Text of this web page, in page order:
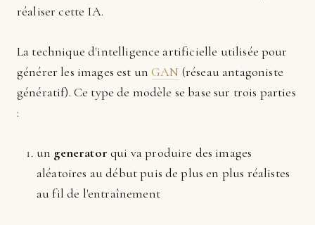
réaliser cette IA.
La technique d'intelligence artificielle utilisée pour
générer les images est unGAN (réseau antagoniste
génératif). Ce type de modèle se base sur trois parties
:
un generator qui va produire des images
aléatoires au début puis de plus en plus réalistes
au fil de l'entraînement